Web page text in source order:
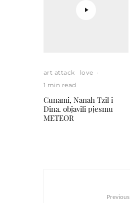
art attack love ·
1 min read
Cunami, Nanah Tzil i
Dina. objavili pjesmu
METEOR
Previous